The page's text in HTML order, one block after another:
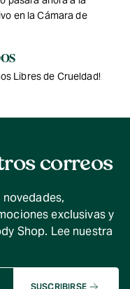
en la Cámara de
Libres de Crueldad!
correos
exclusivas y
Shop. Lee nuestra
SUSCRIBIRSE